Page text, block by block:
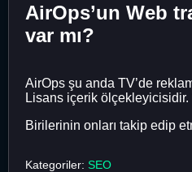
AirOps’un Web
var mı?
AirOps şu anda TV’de
Lisans içerik
Birilerinin onları takip edip
Kategoriler: SEO